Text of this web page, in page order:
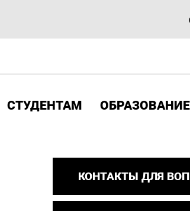
СТУДЕНТАМ ОБРАЗОВАНИЕ
КОНТАКТЫ ДЛЯ